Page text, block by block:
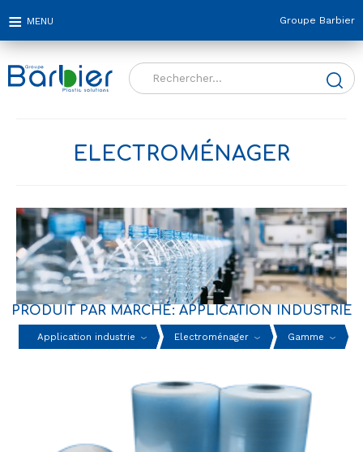
Groupe Barbier
Rechercher :
ELECTROMÉNAGER
PRODUIT PAR MARCHÉ: APPLICATION INDUSTRIE
Application industrie Electroménager Gamme